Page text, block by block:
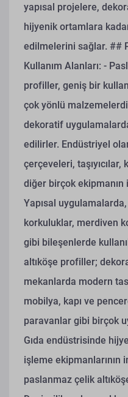
yapısal projelere,
hijyenik ortamlara
edilmelerini sağlar. ##
Kullanım Alanları: -
profiller, geniş bir
çok yönlü
dekoratif
edilirler. Endüstriyel
çerçeveleri,
diğer birçok ekipmanın
Yapısal
korkuluklar, merdiven
gibi bileşenlerde
altıköşe profiller;
mekanlarda modern
mobilya, kapı ve
paravanlar gibi birçok
Gıda endüstrisinde
işleme ekipmanlarının
paslanmaz çelik